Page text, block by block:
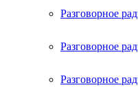
Разговорное
Разговорное
Разговорное